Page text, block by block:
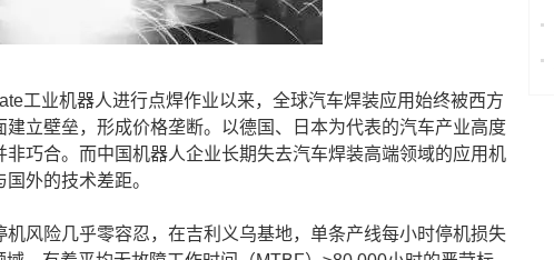
业机器人进行‌点焊作业以来，全球汽车焊装应用始终被西方
立壁垒，形成价格垄断。以德国、日本为代表的汽车产业高度
巧合。而中国机器人企业长期失去汽车焊装高端领域的应用机
外的技术差距。
险几乎零容忍，在吉利义乌基地，单条产线每小时停机损失